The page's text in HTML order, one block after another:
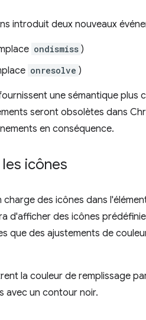
introduit deux nouveaux
ondismiss )
onresolve )
une sémantique plus
seront obsolètes dans
en conséquence.
icônes
charge des icônes dans
d'afficher des icônes
que des ajustements de
la couleur de remplissage
avec un contour noir.